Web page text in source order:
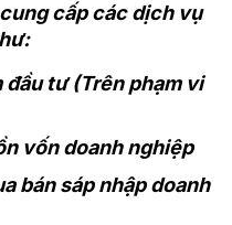
cấp các dịch vụ
đầu tư (Trên phạm vi
vốn doanh nghiệp
bán sáp nhập doanh